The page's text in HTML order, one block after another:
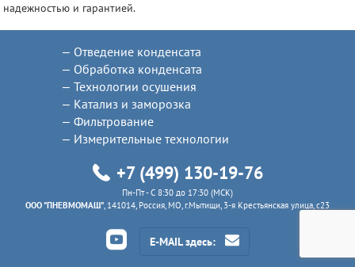
надежностью и гарантией.
Отведение конденсата
Обработка конденсата
Технологии осушения
Катализ и заморозка
Фильтрование
Измерительные технологии
+7 (499) 130-19-76
Пн-Пт - C 8:30 до 17:30 (МСК)
ООО "ПНЕВМОМАШ" , 141014, Россия, МО, г.Мытищи, 3-я Крестьянская улица, с23
E-MAIL здесь: